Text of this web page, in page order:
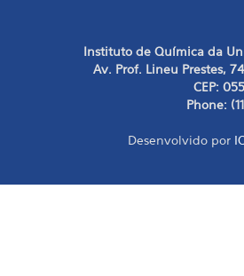
Instituto de Química da
Av. Prof. Lineu Prestes,
CEP:
Phone:
Desenvolvido por